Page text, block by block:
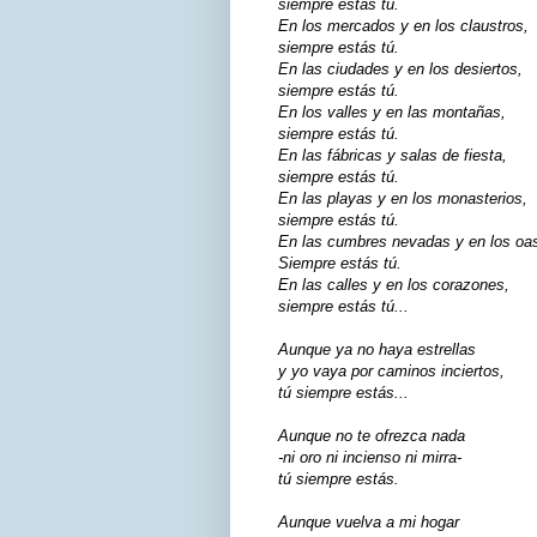
siempre estás tú.
En los mercados y en los claustros,
siempre estás tú.
En las ciudades y en los desiertos,
siempre estás tú.
En los valles y en las montañas,
siempre estás tú.
En las fábricas y salas de fiesta,
siempre estás tú.
En las playas y en los monasterios,
siempre estás tú.
En las cumbres nevadas y en los
Siempre estás tú.
En las calles y en los corazones,
siempre estás tú...
Aunque ya no haya estrellas
y yo vaya por caminos inciertos,
tú siempre estás...
Aunque no te ofrezca nada
-ni oro ni incienso ni mirra-
tú siempre estás.
Aunque vuelva a mi hogar